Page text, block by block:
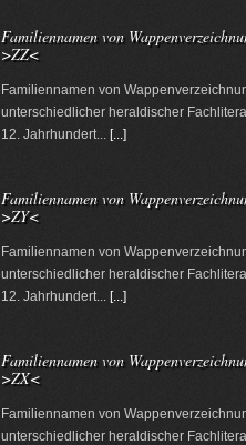
Familiennamen von
>ZZ<
Familiennamen von
unterschiedlicher heraldischer
12. Jahrhundert... [...]
Familiennamen von
>ZY<
Familiennamen von
unterschiedlicher heraldischer
12. Jahrhundert... [...]
Familiennamen von
>ZX<
Familiennamen von
unterschiedlicher heraldischer